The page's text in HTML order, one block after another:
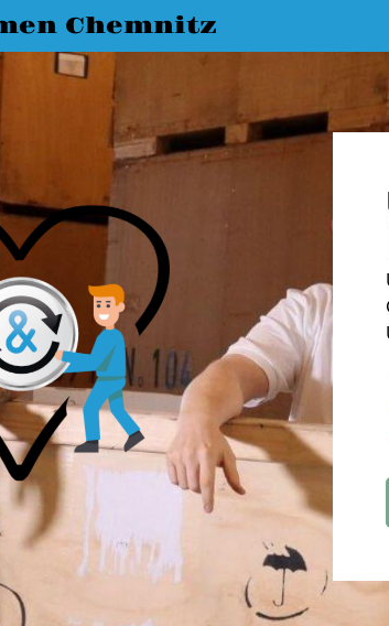
Chemnitz